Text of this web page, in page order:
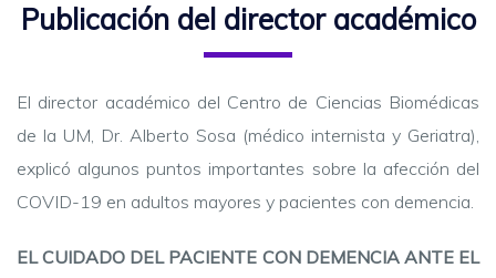
Publicación del director académico
El director académico del Centro de Ciencias Biomédicas
de la UM, Dr. Alberto Sosa (médico internista y Geriatra),
explicó algunos puntos importantes sobre la afección del
COVID-19 en adultos mayores y pacientes con demencia.
EL CUIDADO DEL PACIENTE CON DEMENCIA ANTE EL